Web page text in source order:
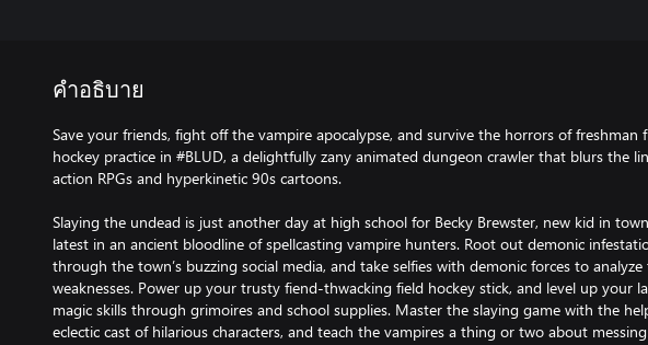
คำอธิบาย
Save your friends, fight off the vampire apocalypse, and survive the horrors of freshman
hockey practice in #BLUD, a delightfully zany animated dungeon crawler that blurs the
action RPGs and hyperkinetic 90s cartoons.
Slaying the undead is just another day at high school for Becky Brewster, new kid in
latest in an ancient bloodline of spellcasting vampire hunters. Root out demonic
through the town’s buzzing social media, and take selfies with demonic forces to
weaknesses. Power up your trusty fiend-thwacking field hockey stick, and level up your
magic skills through grimoires and school supplies. Master the slaying game with the
eclectic cast of hilarious characters, and teach the vampires a thing or two about